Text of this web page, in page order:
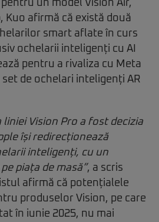
un model Vision Air,
Kuo afirmă că există două
smart aflate în curs
ochelarii inteligenți cu AI
pentru a rivaliza cu Meta
set de ochelari inteligenți AR
liniei Vision Pro a fost decizia
își redirecționează
inteligenți, cu un
piața de masă”, a scris
afirmă că potențialele
produselor Vision, pe care
în iunie 2025, nu mai